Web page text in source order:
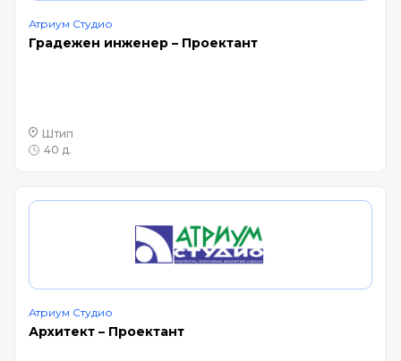
Атриум Студио
Градежен инженер – Проектант
Штип
40 д.
Атриум Студио
Архитект – Проектант